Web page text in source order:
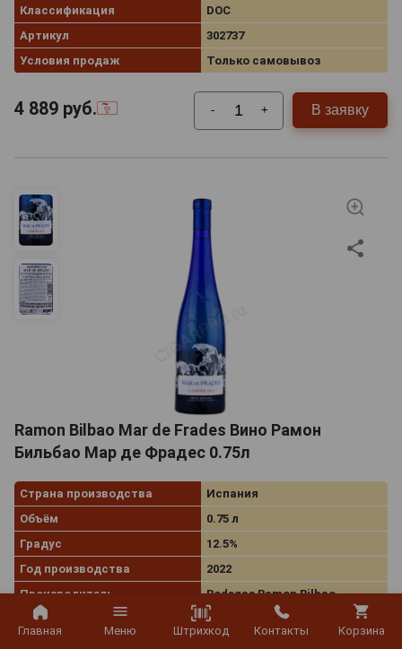
Главная Меню Штрихкод Контакты Корзина
Классификация
DOC
Артикул
302737
Условия продаж
Только самовывоз
4 889 руб. - + В заявку
Ramon Bilbao Mar de Frades Вино Рамон
Бильбао Мар де Фрадес 0.75л
Страна производства
Испания
Объём
0.75 л
Градус
12.5%
Год производства
2022
Производитель
Bodegas Ramon Bilbao
Вид вина
Белое сухое